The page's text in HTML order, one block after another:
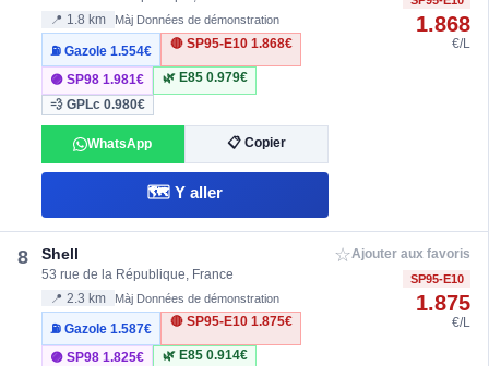
📍 1.8 km Màj Données de démonstration
⛽ Gazole1.554€
🔴 SP95-E10 1.868€
🟣 SP981.981€ 🌿 E85 0.979€
💨 GPLc0.980€
WhatsApp 📋 Copier
🗺️ Y aller
1.868
€/L
8 Shell
53 rue de la République, France
📍 2.3 km Màj Données de démonstration
⛽ Gazole1.587€
🔴 SP95-E10 1.875€
🟣 SP981.825€ 🌿 E85 0.914€
☆Ajouter aux favoris
SP95-E10
1.875
€/L